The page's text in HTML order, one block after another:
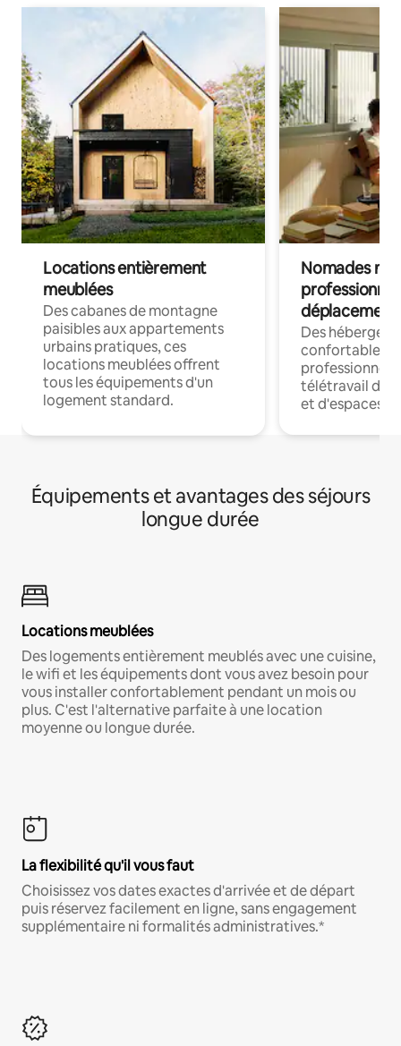
Locations entièrement
meublées
Des cabanes de montagne
paisibles aux appartements
urbains pratiques, ces
locations meublées offrent
tous les équipements d'un
logement standard.
Nomades
déplacement
Des
confortables
professionnels
télétravail
et d'espaces
Équipements et avantages des séjours
longue durée
Locations meublées
Des logements entièrement meublés avec une cuisine,
le wifi et les équipements dont vous avez besoin pour
vous installer confortablement pendant un mois ou
plus. C'est l'alternative parfaite à une location
moyenne ou longue durée.
La flexibilité qu'il vous faut
Choisissez vos dates exactes d'arrivée et de départ
puis réservez facilement en ligne, sans engagement
supplémentaire ni formalités administratives.*